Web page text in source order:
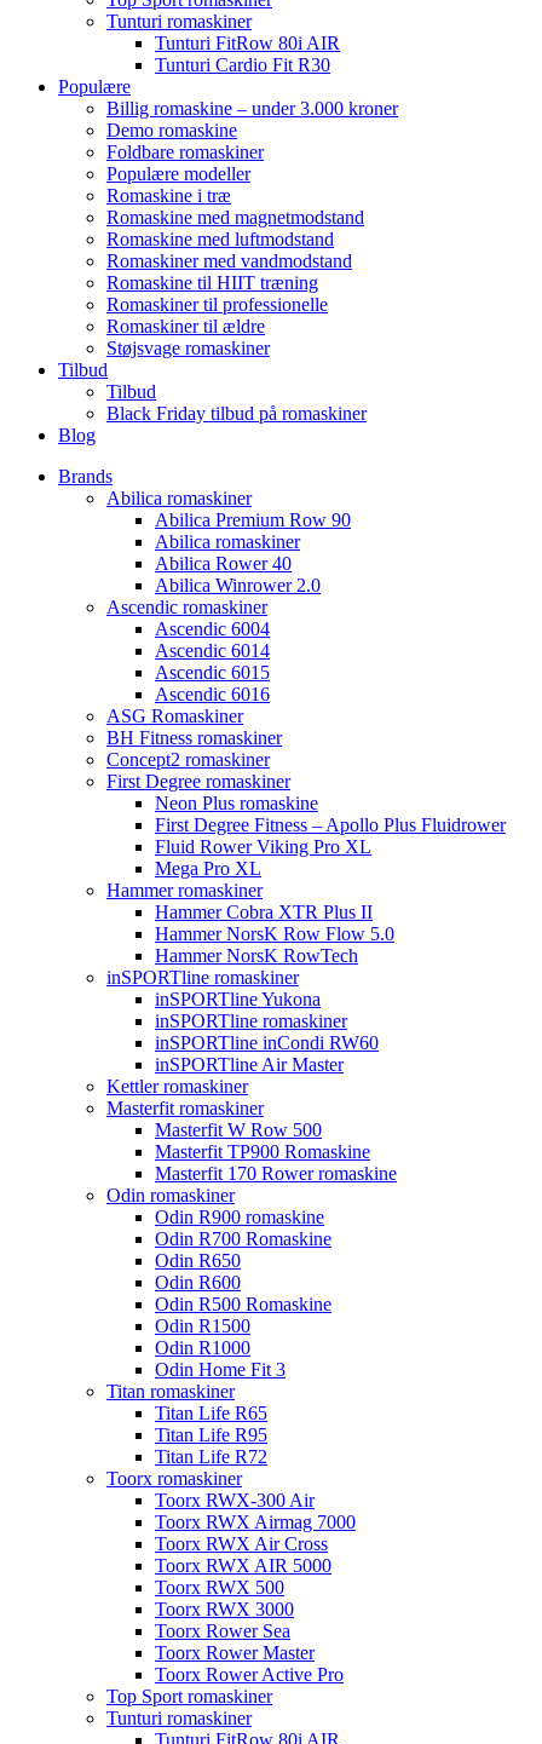
Tunturi romaskiner
Tunturi FitRow 80i AIR
Tunturi Cardio Fit R30
Populære
Billig romaskine – under 3.000 kroner
Demo romaskine
Foldbare romaskiner
Populære modeller
Romaskine i træ
Romaskine med magnetmodstand
Romaskine med luftmodstand
Romaskiner med vandmodstand
Romaskine til HIIT træning
Romaskiner til professionelle
Romaskiner til ældre
Støjsvage romaskiner
Tilbud
Tilbud
Black Friday tilbud på romaskiner
Blog
Brands
Abilica romaskiner
Abilica Premium Row 90
Abilica romaskiner
Abilica Rower 40
Abilica Winrower 2.0
Ascendic romaskiner
Ascendic 6004
Ascendic 6014
Ascendic 6015
Ascendic 6016
ASG Romaskiner
BH Fitness romaskiner
Concept2 romaskiner
First Degree romaskiner
Neon Plus romaskine
First Degree Fitness – Apollo Plus Fluidrower
Fluid Rower Viking Pro XL
Mega Pro XL
Hammer romaskiner
Hammer Cobra XTR Plus II
Hammer NorsK Row Flow 5.0
Hammer NorsK RowTech
inSPORTline romaskiner
inSPORTline Yukona
inSPORTline romaskiner
inSPORTline inCondi RW60
inSPORTline Air Master
Kettler romaskiner
Masterfit romaskiner
Masterfit W Row 500
Masterfit TP900 Romaskine
Masterfit 170 Rower romaskine
Odin romaskiner
Odin R900 romaskine
Odin R700 Romaskine
Odin R650
Odin R600
Odin R500 Romaskine
Odin R1500
Odin R1000
Odin Home Fit 3
Titan romaskiner
Titan Life R65
Titan Life R95
Titan Life R72
Toorx romaskiner
Toorx RWX-300 Air
Toorx RWX Airmag 7000
Toorx RWX Air Cross
Toorx RWX AIR 5000
Toorx RWX 500
Toorx RWX 3000
Toorx Rower Sea
Toorx Rower Master
Toorx Rower Active Pro
Top Sport romaskiner
Tunturi romaskiner
Tunturi FitRow 80i AIR